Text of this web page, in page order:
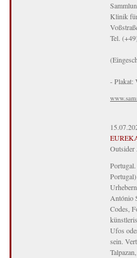
Klinik
Tel.
- Plakat:
Outsider
António
Codes,
Ufos
sein.